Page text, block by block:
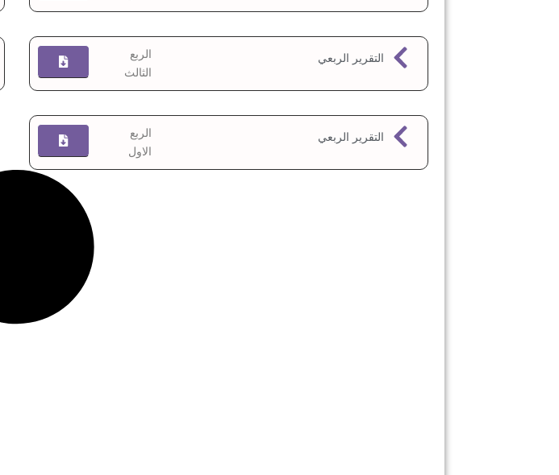
التقرير الربعي
الربع
الثالث
التقرير الربعي
الربع
الاول